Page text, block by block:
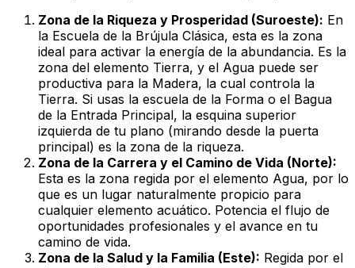
Zona de la Riqueza y Prosperidad (Suroeste): En
la Escuela de la Brújula Clásica, esta es la zona
ideal para activar la energía de la abundancia. Es la
zona del elemento Tierra, y el Agua puede ser
productiva para la Madera, la cual controla la
Tierra. Si usas la escuela de la Forma o el Bagua
de la Entrada Principal, la esquina superior
izquierda de tu plano (mirando desde la puerta
principal) es la zona de la riqueza.
Zona de la Carrera y el Camino de Vida (Norte):
Esta es la zona regida por el elemento Agua, por lo
que es un lugar naturalmente propicio para
cualquier elemento acuático. Potencia el flujo de
oportunidades profesionales y el avance en tu
camino de vida.
Zona de la Salud y la Familia (Este): Regida por el